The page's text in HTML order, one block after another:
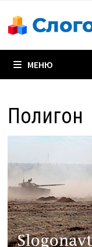
содержимому
МЕНЮ
Полигон